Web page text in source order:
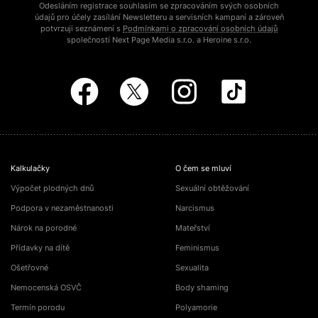
Odesláním registrace souhlasím se zpracováním svých osobních
údajů pro účely zasílání Newsletteru a servisních kampaní a zároveň
potvrzuji seznámení s Podmínkami o zpracování osobních údajů
společností Next Page Media s.r.o. a Heroine s.r.o.
Kalkulačky
Výpočet plodných dnů
Podpora v nezaměstnanosti
Nárok na porodné
Přídavky na dítě
Ošetřovné
Nemocenská OSVČ
Termín porodu
O čem se mluví
Sexuální obtěžování
Narcismus
Mateřství
Feminismus
Sexualita
Body shaming
Polyamorie